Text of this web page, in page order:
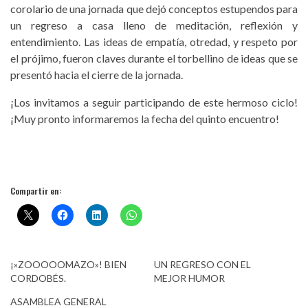
corolario de una jornada que dejó conceptos estupendos para
un regreso a casa lleno de meditación, reflexión y
entendimiento. Las ideas de empatía, otredad, y respeto por
el prójimo, fueron claves durante el torbellino de ideas que se
presentó hacia el cierre de la jornada.
¡Los invitamos a seguir participando de este hermoso ciclo!
¡Muy pronto informaremos la fecha del quinto encuentro!
Compartir en:
¡»ZOOOOOMAZO»! BIEN
CORDOBÉS.
UN REGRESO CON EL
MEJOR HUMOR
ASAMBLEA GENERAL